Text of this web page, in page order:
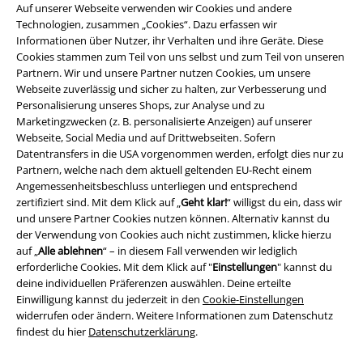
Auf unserer Webseite verwenden wir Cookies und andere
Technologien, zusammen „Cookies“. Dazu erfassen wir
Informationen über Nutzer, ihr Verhalten und ihre Geräte. Diese
Cookies stammen zum Teil von uns selbst und zum Teil von unseren
Partnern. Wir und unsere Partner nutzen Cookies, um unsere
Webseite zuverlässig und sicher zu halten, zur Verbesserung und
Personalisierung unseres Shops, zur Analyse und zu
Marketingzwecken (z. B. personalisierte Anzeigen) auf unserer
Webseite, Social Media und auf Drittwebseiten. Sofern
Datentransfers in die USA vorgenommen werden, erfolgt dies nur zu
Partnern, welche nach dem aktuell geltenden EU-Recht einem
Angemessenheitsbeschluss unterliegen und entsprechend
zertifiziert sind. Mit dem Klick auf „Geht klar!“ willigst du ein, dass wir
und unsere Partner Cookies nutzen können. Alternativ kannst du
der Verwendung von Cookies auch nicht zustimmen, klicke hierzu
auf „Alle ablehnen“ – in diesem Fall verwenden wir lediglich
erforderliche Cookies. Mit dem Klick auf "Einstellungen" kannst du
deine individuellen Präferenzen auswählen. Deine erteilte
Einwilligung kannst du jederzeit in den Cookie-Einstellungen
widerrufen oder ändern. Weitere Informationen zum Datenschutz
findest du hier Datenschutzerklärung.
Rechtliches
AGB
Impressum
Datenschutz
Entsorgung und Umweltschutz
Konformitätserklärung